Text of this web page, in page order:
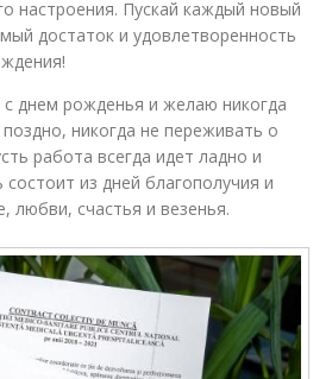
настроения. Пускай каждый новый
достаток и удовлетворенность
днем рожденья и желаю никогда
никогда не переживать о
работа всегда идет ладно и
из дней благополучия и
любви, счастья и везенья.